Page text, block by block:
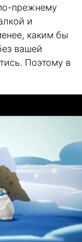
прежнему
и
каким бы
вашей
Поэтому в